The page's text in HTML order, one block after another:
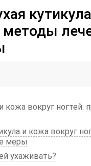
методы
кожа вокруг
и кожа вокруг
меры
ухаживать?